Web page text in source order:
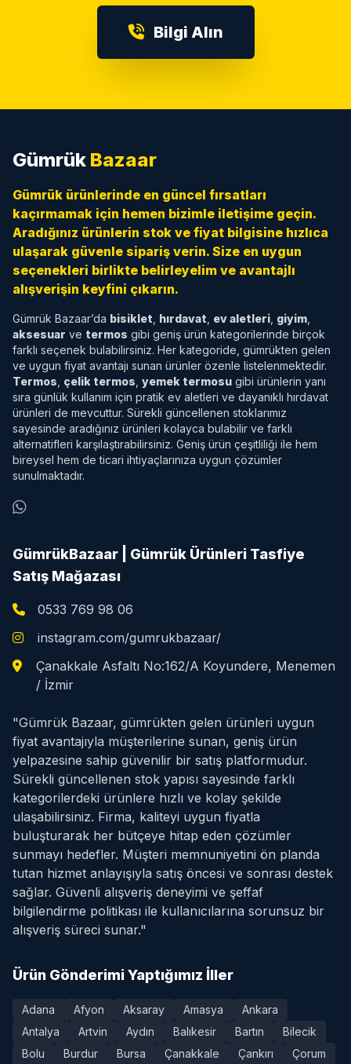
Bilgi Alın
Gümrük Bazaar
Gümrük ürünlerinde en güncel fırsatları
kaçırmamak için hemen bizimle iletişime geçin.
Aradığınız ürünlerin stok ve fiyat bilgisine hızlıca
ulaşarak güvenle sipariş verin. Size en uygun
seçenekleri birlikte belirleyelim ve avantajlı
alışverişin keyfini çıkarın.
Gümrük Bazaar’da bisiklet hırdavat ev aletleri giyim
aksesuar ve termos gibi geniş ürün kategorilerinde birçok
farklı seçenek bulabilirsiniz. Her kategoride, gümrükten gelen
ve uygun fiyat avantajı sunan ürünler özenle listelenmektedir.
Termos çelik termos yemek termosu gibi ürünlerin yanı
sıra günlük kullanım için pratik ev aletleri ve dayanıklı hırdavat
ürünleri de mevcuttur. Sürekli güncellenen stoklarımız
sayesinde aradığınız ürünleri kolayca bulabilir ve farklı
alternatifleri karşılaştırabilirsiniz. Geniş ürün çeşitliliği ile hem
bireysel hem de ticari ihtiyaçlarınıza uygun çözümler
sunulmaktadır.
GümrükBazaar | Gümrük Ürünleri Tasfiye
Satış Mağazası
0533 769 98 06
instagram.com/gumrukbazaar/
Çanakkale Asfaltı No:162/A Koyundere, Menemen
/ İzmir
"Gümrük Bazaar, gümrükten gelen ürünleri uygun
fiyat avantajıyla müşterilerine sunan, geniş ürün
yelpazesine sahip güvenilir bir satış platformudur.
Sürekli güncellenen stok yapısı sayesinde farklı
kategorilerdeki ürünlere hızlı ve kolay şekilde
ulaşabilirsiniz. Firma, kaliteyi uygun fiyatla
buluşturarak her bütçeye hitap eden çözümler
sunmayı hedefler. Müşteri memnuniyetini ön planda
tutan hizmet anlayışıyla satış öncesi ve sonrası destek
sağlar. Güvenli alışveriş deneyimi ve şeffaf
bilgilendirme politikası ile kullanıcılarına sorunsuz bir
alışveriş süreci sunar."
Ürün Gönderimi Yaptığımız İller
Adana Afyon Aksaray Amasya
Ankara
Antalya
Artvin Aydın Balıkesir Bartın
Bilecik
Bolu
Burdur Bursa Çanakkale Çankırı Çorum